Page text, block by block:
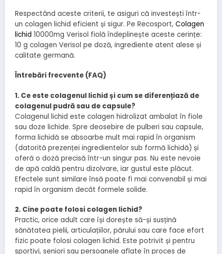
Respectând aceste criterii, te asiguri că investești într-
un colagen lichid eficient și sigur. Pe Recosport, Colagen
lichid 10000mg Verisol fiolă îndeplinește aceste cerințe:
10 g colagen Verisol pe doză, ingrediente atent alese și
calitate germană.
Întrebări frecvente (FAQ)
1. Ce este colagenul lichid și cum se diferențiază de
colagenul pudră sau de capsule?
Colagenul lichid este colagen hidrolizat ambalat în fiole
sau doze lichide. Spre deosebire de pulberi sau capsule,
forma lichidă se absoarbe mult mai rapid în organism
(datorită prezenței ingredientelor sub formă lichidă) și
oferă o doză precisă într-un singur pas. Nu este nevoie
de apă caldă pentru dizolvare, iar gustul este plăcut.
Efectele sunt similare însă poate fi mai convenabil și mai
rapid în organism decât formele solide.
2. Cine poate folosi colagen lichid?
Practic, orice adult care își dorește să-și susțină
sănătatea pielii, articulațiilor, părului sau care face efort
fizic poate folosi colagen lichid. Este potrivit și pentru
sportivi, seniori sau persoanele aflate în proces de